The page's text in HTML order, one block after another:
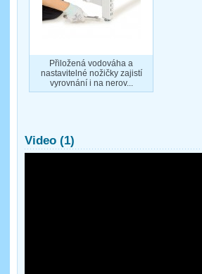
Přiložená vodováha a
nastavitelné nožičky zajistí
vyrovnání i na nerov...
Video (1)